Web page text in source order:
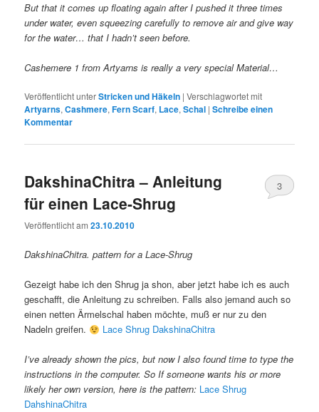
But that it comes up floating again after I pushed it three times
under water, even squeezing carefully to remove air and give way
for the water… that I hadn’t seen before.
Cashemere 1 from Artyarns is really a very special Material…
Veröffentlicht unterStricken und Häkeln |Verschlagwortet mit
Artyarns,Cashmere,Fern Scarf, Lace,Schal |Schreibe einen
Kommentar
DakshinaChitra – Anleitung
für einen Lace-Shrug
Veröffentlicht am23.10.2010
3
DakshinaChitra. pattern for a Lace-Shrug
Gezeigt habe ich den Shrug ja shon, aber jetzt habe ich es auch
geschafft, die Anleitung zu schreiben. Falls also jemand auch so
einen netten Ärmelschal haben möchte, muß er nur zu den
Nadeln greifen.
Lace Shrug DakshinaChitra
I’ve already shown the pics, but now I also found time to type the
instructions in the computer. So If someone wants his or more
likely her own version, here is the pattern: Lace Shrug
DahshinaChitra